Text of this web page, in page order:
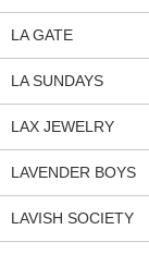
LA GATE
LA SUNDAYS
LAX JEWELRY
LAVENDER BOYS
LAVISH SOCIETY